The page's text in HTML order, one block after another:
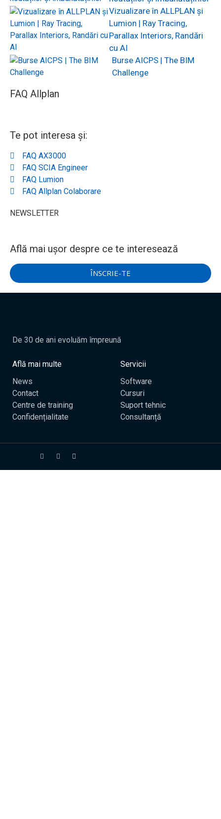
Vizualizare în ALLPLAN și
Lumion | Ray Tracing,
Parallax Interiors, Randări
cu AI
Burse AICPS | The BIM
Challenge
FAQ Allplan
Te pot interesa și:
FAQ AX3000
FAQ SCIA Engineer
FAQ Lumion
FAQ Allplan Colaborare
NEWSLETTER
Află mai ușor despre ce te interesează
ÎNSCRIE-TE
De 30 de ani evoluăm împreună​
Află mai multe
News
Contact
Centre de training
Confidențialitate
Servicii
Software
Cursuri
Suport tehnic
Consultanță